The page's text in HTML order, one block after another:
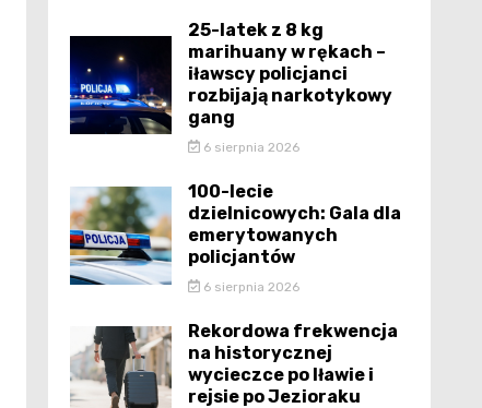
25-latek z 8 kg
marihuany w rękach –
iławscy policjanci
rozbijają narkotykowy
gang
6 sierpnia 2026
100-lecie
dzielnicowych: Gala dla
emerytowanych
policjantów
6 sierpnia 2026
Rekordowa frekwencja
na historycznej
wycieczce po Iławie i
rejsie po Jezioraku